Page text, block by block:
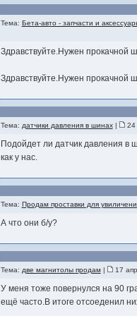
Тема: Бета-авто - запчасти и
Здравствуйте.Нужен прокачной
Здравствуйте.Нужен прокачной
Тема: датчики давления в шинах| 24
Подойдет ли датчик давления в
как у нас.
Тема: Продам проставки для
А что они б/у?
Тема: две магнитолы продам| 17
У меня тоже повернулся на 90
ещё часто.В итоге отсоеденил